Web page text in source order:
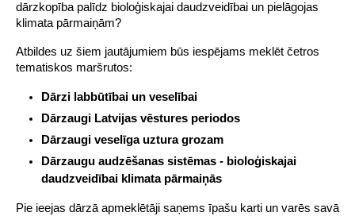
dārzkopība palīdz bioloģiskajai daudzveidībai un pielāgojas
klimata pārmaiņām?
Atbildes uz šiem jautājumiem būs iespējams meklēt četros
tematiskos maršrutos:
Dārzi labbūtībai un veselībai
Dārzaugi Latvijas vēstures periodos
Dārzaugi veselīga uztura grozam
Dārzaugu audzēšanas sistēmas - bioloģiskajai
daudzveidībai klimata pārmaiņās
Pie ieejas dārzā apmeklētāji saņems īpašu karti un varēs savā